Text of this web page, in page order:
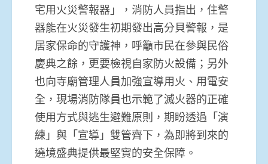
宅用火災警報器」，消防人員指出，住警
器能在火災發生初期發出高分貝警報，是
居家保命的守護神，呼籲市民在參與民俗
慶典之餘，更要檢視自家防火設備；另外
也向寺廟管理人員加強宣導用火、用電安
全，現場消防隊員也示範了滅火器的正確
使用方式與逃生避難原則，期盼透過「演
練」與「宣導」雙管齊下，為即將到來的
遶境盛典提供最堅實的安全保障。